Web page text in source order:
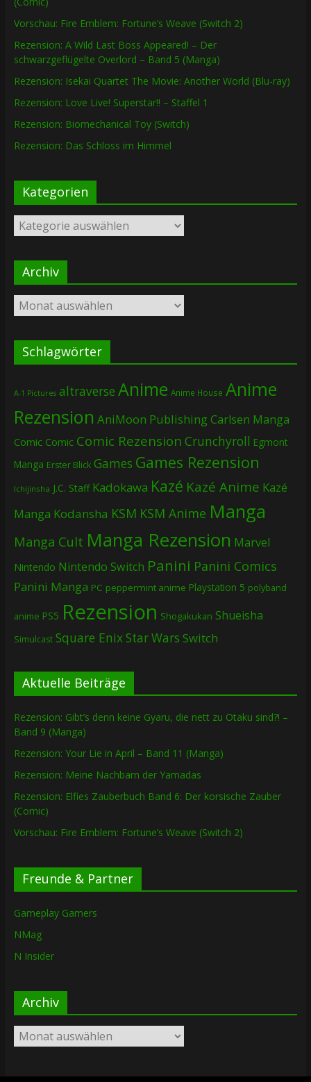
Vorschau: Fire Emblem: Fortune’s Weave (Switch 2)
Rezension: A Wild Last Boss Appeared! – Der
schwarzgeflügelte Overlord – Band 5 (Manga)
Rezension: Isekai Quartet The Movie: Another World (Blu-ray)
Rezension: Love Live! Superstar!! – Staffel 1
Rezension: Biomechanical Toy (Switch)
Rezension: Das Schloss im Himmel
Kategorien
Kategorien
Archiv
Archiv
Schlagwörter
A-1 Pictures altraverse Anime Anime House Anime
Rezension AniMoon PublishingCarlsen Manga
Comic Comic Comic Rezension Crunchyroll Egmont
Manga Erster Blick Games Games Rezension
Ichijinsha J.C. Staff Kadokawa Kazé Kazé Anime Kazé
Manga Kodansha KSM KSM Anime Manga
Manga Cult Manga Rezension Marvel
Nintendo Nintendo Switch Panini Panini Comics
Panini Manga PC peppermint anime Playstation 5 polyband
anime PS5 Rezension Shogakukan Shueisha
Simulcast Square EnixStar Wars Switch
Aktuelle Beiträge
Rezension: Gibt’s denn keine Gyaru, die nett zu Otaku sind?! –
Band 9 (Manga)
Rezension: Your Lie in April – Band 11 (Manga)
Rezension: Meine Nachbarn der Yamadas
Rezension: Elfies Zauberbuch Band 6: Der korsische Zauber
(Comic)
Vorschau: Fire Emblem: Fortune’s Weave (Switch 2)
Freunde & Partner
Gameplay Gamers
NMag
N Insider
Archiv
Archiv